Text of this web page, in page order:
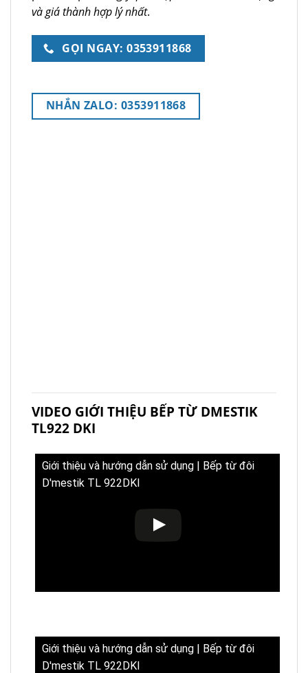
và giá thành hợp lý nhất.
GỌI NGAY: 0353911868
NHẮN ZALO: 0353911868
VIDEO GIỚI THIỆU BẾP TỪ DMESTIK
TL922 DKI
Giới thiệu và hướng dẫn sử dụng | Bếp từ đôi
D'mestik TL 922DKI
Giới thiệu và hướng dẫn sử dụng | Bếp từ đôi
D'mestik TL 922DKI